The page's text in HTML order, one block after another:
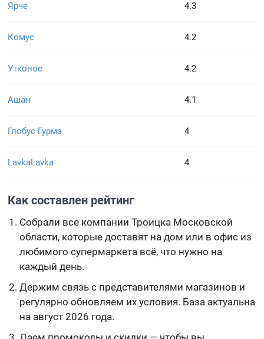
Ярче 4.3
Комус 4.2
Утконос 4.2
Ашан 4.1
Глобус Гурмэ 4
LavkaLavka 4
Как составлен рейтинг
Собрали все компании Троицка Московской
области, которые доставят на дом или в офис из
любимого супермаркета всё, что нужно на
каждый день.
Держим связь с представителями магазинов и
регулярно обновляем их условия. База актуальна
на август 2026 года.